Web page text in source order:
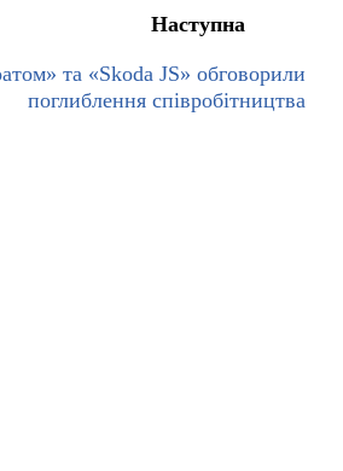
Наступна
та «Skoda JS» обговорили
поглиблення співробітництва